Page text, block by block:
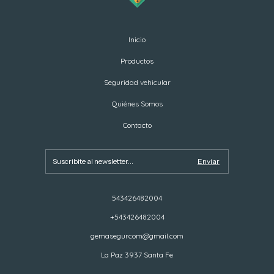
Inicio
Productos
Seguridad vehicular
Quiénes Somos
Contacto
543426482004
+543426482004
gemasegurcom@gmail.com
La Paz 3937 Santa Fe